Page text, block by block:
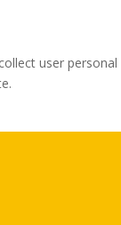
user